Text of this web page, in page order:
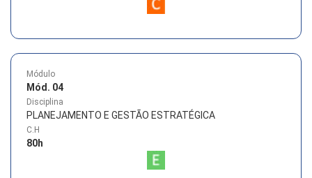
Módulo
Mód. 04
Disciplina
PLANEJAMENTO E GESTÃO ESTRATÉGICA
C.H
80h